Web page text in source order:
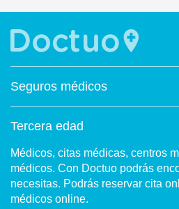
Seguros médicos
Tercera edad
Médicos, citas médicas, centros
médicos. Con Doctuo podrás
necesitas. Podrás reservar cita
médicos online.